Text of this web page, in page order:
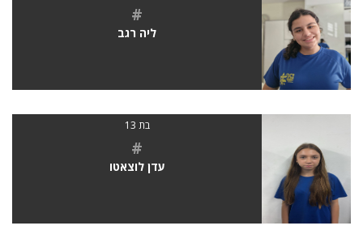
#
ליה רגב
בת 13
#
עדן לוצאטו